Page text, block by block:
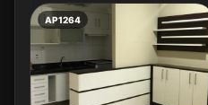
AP1264